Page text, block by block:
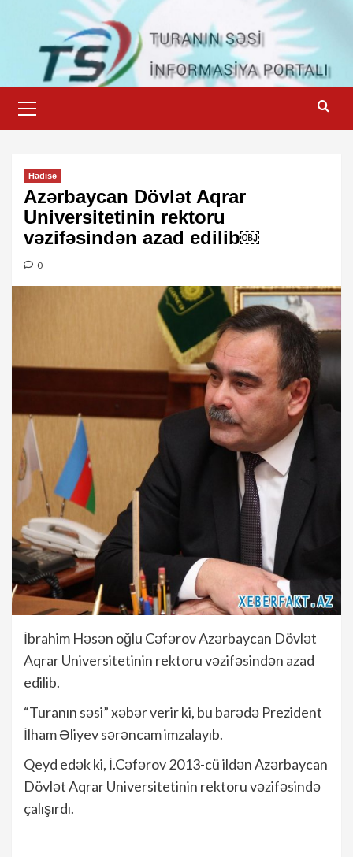
content
Menu
Hadisə
Azərbaycan Dövlət Aqrar
Universitetinin rektoru
vəzifəsindən azad edilib￼
0
İbrahim Həsən oğlu Cəfərov Azərbaycan Dövlət
Aqrar Universitetinin rektoru vəzifəsindən azad
edilib.
“Turanın səsi” xəbər verir ki, bu barədə Prezident
İlham Əliyev sərəncam imzalayıb.
Qeyd edək ki, İ.Cəfərov 2013-cü ildən Azərbaycan
Dövlət Aqrar Universitetinin rektoru vəzifəsində
çalışırdı.